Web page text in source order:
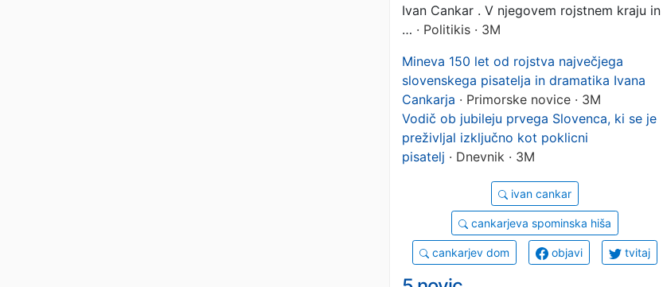
Ivan Cankar . V njegovem rojstnem kraju in
… · Politikis · 3M
Mineva 150 let od rojstva največjega
slovenskega pisatelja in dramatika Ivana
Cankarja · Primorske novice · 3M
Vodič ob jubileju prvega Slovenca, ki se je
preživljal izključno kot poklicni
pisatelj · Dnevnik · 3M
ivan cankar
cankarjeva spominska hiša
cankarjev dom objavi tvitaj